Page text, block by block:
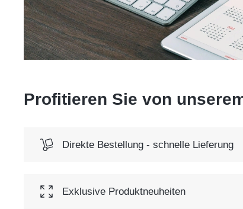
Profitieren Sie von
Direkte Bestellung - schnelle Lieferung
Exklusive Produktneuheiten